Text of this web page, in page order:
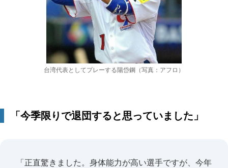
台湾代表としてプレーする陽岱鋼（写真：アフロ）
「今季限りで退団すると思っていました」
「正直驚きました。身体能力が高い選手ですが、今年